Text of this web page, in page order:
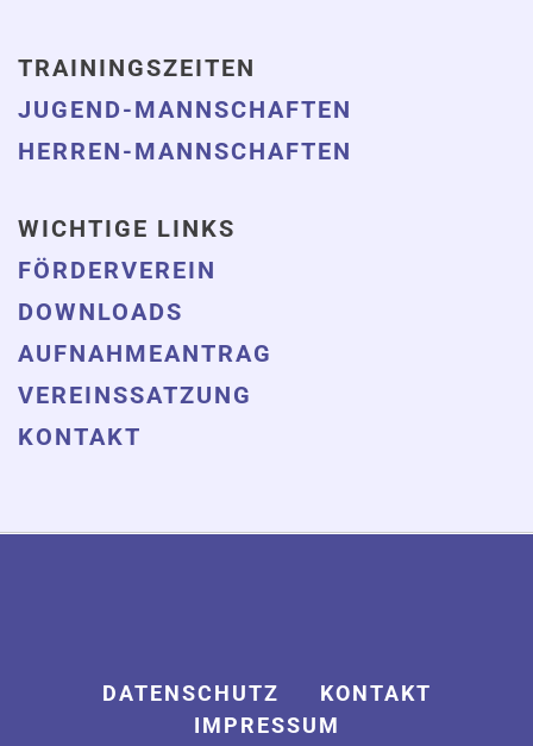
TRAININGSZEITEN
JUGEND-MANNSCHAFTEN
HERREN-MANNSCHAFTEN
WICHTIGE LINKS
FÖRDERVEREIN
DOWNLOADS
AUFNAHMEANTRAG
VEREINSSATZUNG
KONTAKT
DATENSCHUTZ
KONTAKT
IMPRESSUM